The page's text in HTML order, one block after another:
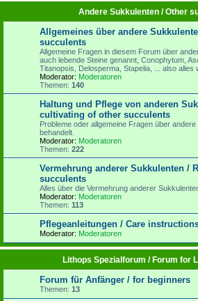
Andere Sukkulenten / Other
Allgemeines über andere
succulents
Allgemeine Fragen in diesem Forum über
auch lebende Steine genannt, Conophytum,
Titanopsis, Delosperma, Stapelia, ... also alles
Moderator: Moderatoren
Themen: 140
Haltung und Pflege von anderen
cultivating of other succulents
Probleme oder allgemeine Fragen über
behandelt.
Moderator: Moderatoren
Themen: 222
Vermehrung anderer Sukkulenten /
succulents
Alles über die Vermehrung anderer
Moderator: Moderatoren
Themen: 113
Pflegeanleitungen / Care
Moderator: Moderatoren
Lithops Spezialforum / Forum for
Forum für Anfänger / for beginners
Themen: 13